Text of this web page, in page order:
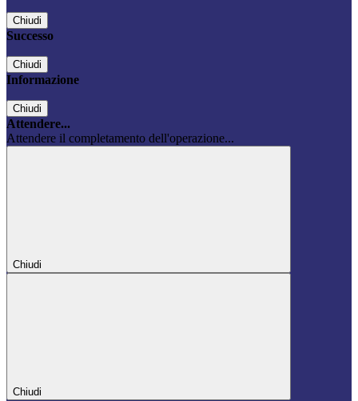
Chiudi
Successo
Chiudi
Informazione
Chiudi
Attendere...
Attendere il completamento dell'operazione...
Chiudi
Chiudi